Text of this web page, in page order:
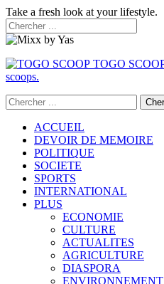
Take a fresh look at your lifestyle.
TOGO
scoops.
ACCUEIL
DEVOIR DE MEMOIRE
POLITIQUE
SOCIETE
SPORTS
INTERNATIONAL
PLUS
ECONOMIE
CULTURE
ACTUALITES
AGRICULTURE
DIASPORA
ENVIRONNEMENT